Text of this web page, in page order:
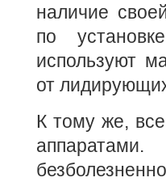
наличие
по
используют
от
К тому же,